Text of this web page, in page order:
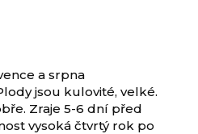
a srpna
jsou kulovité, velké.
Zraje 5-6 dní před
vysoká čtvrtý rok po